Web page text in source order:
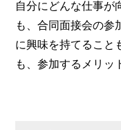
自分にどんな仕事が
も、合同面接会の参
に興味を持てること
も、参加するメリッ